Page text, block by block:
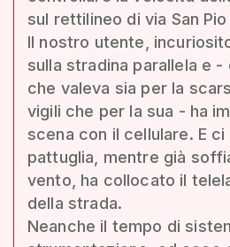
sul rettilineo di via San Pio
Il nostro utente,
sulla stradina parallela e
che valeva sia per la
vigili che per la sua - ha
scena con il cellulare. E
pattuglia, mentre già
vento, ha collocato il
della strada.
Neanche il tempo di